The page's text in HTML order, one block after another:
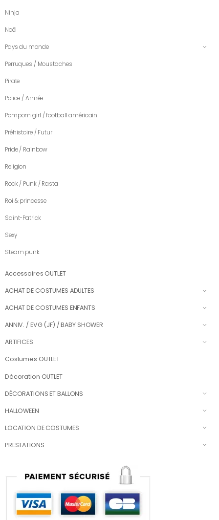
Ninja
Noël
Pays du monde
Perruques / Moustaches
Pirate
Police / Armée
Pompom girl / football américain
Préhistoire / Futur
Pride / Rainbow
Religion
Rock / Punk / Rasta
Roi & princesse
Saint-Patrick
Sexy
Steam punk
Accessoires OUTLET
ACHAT DE COSTUMES ADULTES
ACHAT DE COSTUMES ENFANTS
ANNIV. / EVG (JF) / BABY SHOWER
ARTIFICES
Costumes OUTLET
Décoration OUTLET
DÉCORATIONS ET BALLONS
HALLOWEEN
LOCATION DE COSTUMES
PRESTATIONS